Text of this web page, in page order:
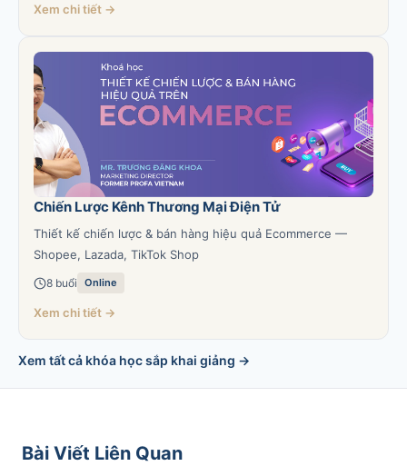
Xem chi tiết →
Chiến Lược Kênh Thương Mại Điện Tử
Thiết kế chiến lược & bán hàng hiệu quả Ecommerce —
Shopee, Lazada, TikTok Shop
8 buổi Online
Xem chi tiết →
Xem tất cả khóa học sắp khai giảng →
Bài Viết Liên Quan